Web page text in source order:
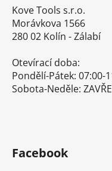
Kove Tools s.r.o.
Morávkova 1566
280 02 Kolín - Zálabí
Otevírací doba:
Pondělí-Pátek: 07:00-
Sobota-Neděle:
Facebook